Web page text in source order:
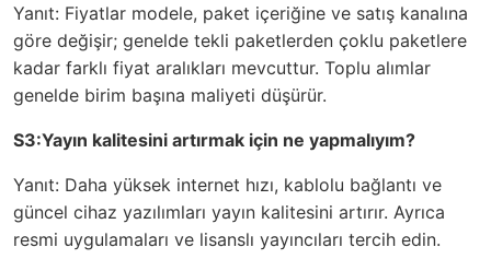
Yanıt: Fiyatlar modele, paket içeriğine ve satış kanalına
göre değişir; genelde tekli paketlerden çoklu paketlere
kadar farklı fiyat aralıkları mevcuttur. Toplu alımlar
genelde birim başına maliyeti düşürür.
S3:Yayın kalitesini artırmak için ne yapmalıyım?
Yanıt: Daha yüksek internet hızı, kablolu bağlantı ve
güncel cihaz yazılımları yayın kalitesini artırır. Ayrıca
resmi uygulamaları ve lisanslı yayıncıları tercih edin.